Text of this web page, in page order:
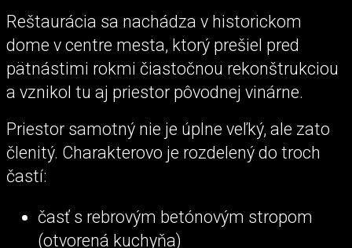
Reštaurácia sa nachádza v historickom
dome v centre mesta, ktorý prešiel pred
pätnástimi rokmi čiastočnou rekonštrukciou
a vznikol tu aj priestor pôvodnej vinárne.
Priestor samotný nie je úplne veľký, ale zato
členitý. Charakterovo je rozdelený do troch
častí:
časť s rebrovým betónovým stropom
(otvorená kuchyňa)